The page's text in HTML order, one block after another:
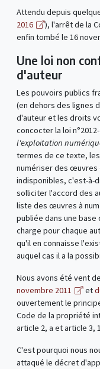
Attendu depuis
2016
), l'arrêt de la
enfin tombé le 16
Une loi non
d'auteur
Les pouvoirs publics
(en dehors des lignes
d'auteur et les droits
concocter la loi
l'exploitation
termes de ce texte,
numériser des œuvres
indisponibles, c'est-à-
solliciter l'accord des
liste des œuvres à
publiée dans une
charge pour chaque
qu'il en connaisse
auquel cas il a la
Nous avons été vent
novembre 2011
et
ouvertement le
Code de la propriété
article 2, a et article 3,
C'est pourquoi nous
attaqué le décret